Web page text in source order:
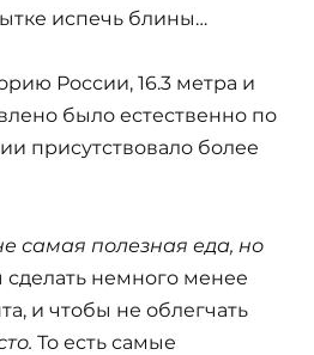
испечь блины…
России, 16.3 метра и
было естественно по
присутствовало более
самая полезная еда, но
сделать немного менее
и чтобы не облегчать
То есть самые